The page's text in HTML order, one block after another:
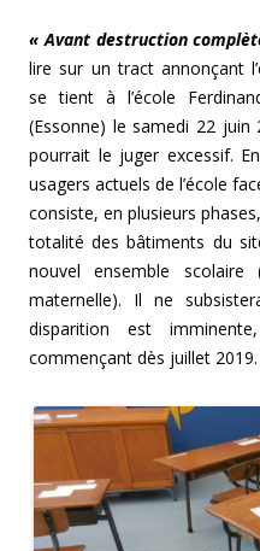
« Avant destruction
lire sur un tract annonçant
se tient à l’école
(Essonne) le samedi 22 juin
pourrait le juger excessif.
usagers actuels de l’école
consiste, en plusieurs
totalité des bâtiments du
nouvel ensemble
maternelle). Il ne
disparition est
commençant dès juillet 2019.